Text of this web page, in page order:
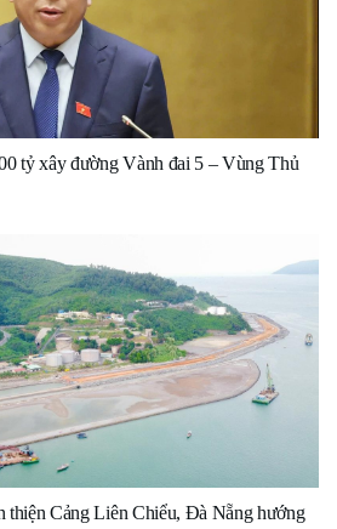
tỷ xây đường Vành đai 5 – Vùng Thủ
thiện Cảng Liên Chiểu, Đà Nẵng hướng